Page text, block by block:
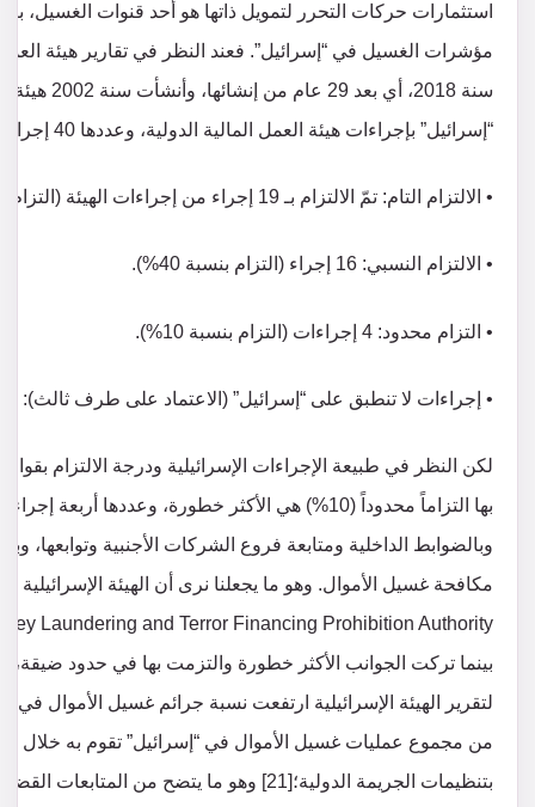
استثمارات حركات التحرر لتمويل ذاتها هو أحد قنوات الغسيل،
مؤشرات الغسيل في “إسرائيل”. فعند النظر في تقارير هيئة العمل
“إسرائيل” بإجراءات هيئة العمل المالية الدولية، وعددها 40 إجراء، توزّعت سنة 2022 على النحو التالي:[20]
• الالتزام التام: تمّ الالتزام بـ 19 إجراء من إجراءات الهيئة (التزام بنسبة 5%).
• الالتزام النسبي: 16 إجراء (التزام بنسبة 40%).
• التزام محدود: 4 إجراءات (التزام بنسبة 10%).
• إجراءات لا تنطبق على “إسرائيل” (الاعتماد على طرف ثالث): 1 (غير ملزم لـ”إسرائيل”).
لكن النظر في طبيعة الإجراءات الإسرائيلية ودرجة الالتزام
بها التزاماً محدوداً (10%) هي الأكثر خطورة، وعددها
وبالضوابط الداخلية ومتابعة فروع الشركات الأجنبية
بينما تركت الجوانب الأكثر خطورة والتزمت بها في حدود ضيقة،